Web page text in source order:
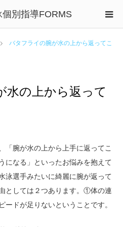
個別指導FORMS
バタフライの腕が水の上から返ってこ
水の上から返って
「腕が水の上から上手に返ってこ
になる」といったお悩みを抱えて
泳選手みたいに綺麗に腕が返って
としては２つあります。①体の連
ドが足りないということです。